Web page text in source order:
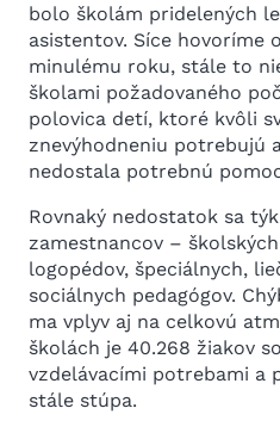
bolo školám pridelených
asistentov. Síce hovoríme
minulému roku, stále to
školami požadovaného
polovica detí, ktoré kvôli
znevýhodneniu potrebujú
nedostala potrebnú
Rovnaký nedostatok sa
zamestnancov –
logopédov, špeciálnych,
sociálnych pedagógov.
ma vplyv aj na celkovú
školách je 40.268 žiakov
vzdelávacími potrebami a
stále stúpa.